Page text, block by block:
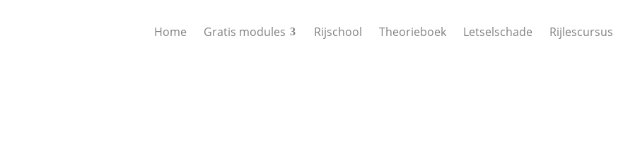
Home Gratis modules Rijschool Theorieboek Letselschade Rijlescursus